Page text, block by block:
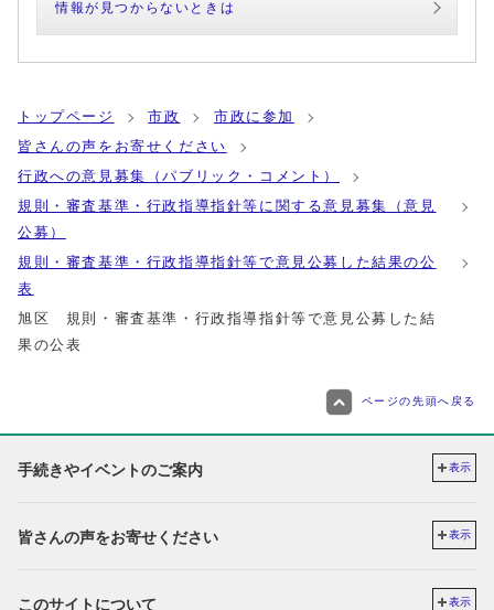
情報が見つからないときは
トップページ 市政
市政に参加
皆さんの声をお寄せください
行政への意見募集（パブリック・コメント）
規則・審査基準・行政指導指針等に関する意見募集（意見
公募）
規則・審査基準・行政指導指針等で意見公募した結果の公
表
旭区 規則・審査基準・行政指導指針等で意見公募した結
果の公表
ページの先頭へ戻る
手続きやイベントのご案内 表示
皆さんの声をお寄せください 表示
このサイトについて 表示